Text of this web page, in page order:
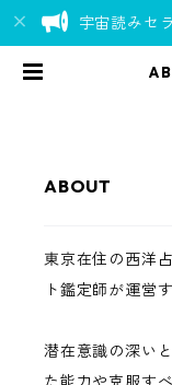
宇宙読みセ
ABOUT
東京在住の西洋
ト鑑定師が運営
潜在意識の深い